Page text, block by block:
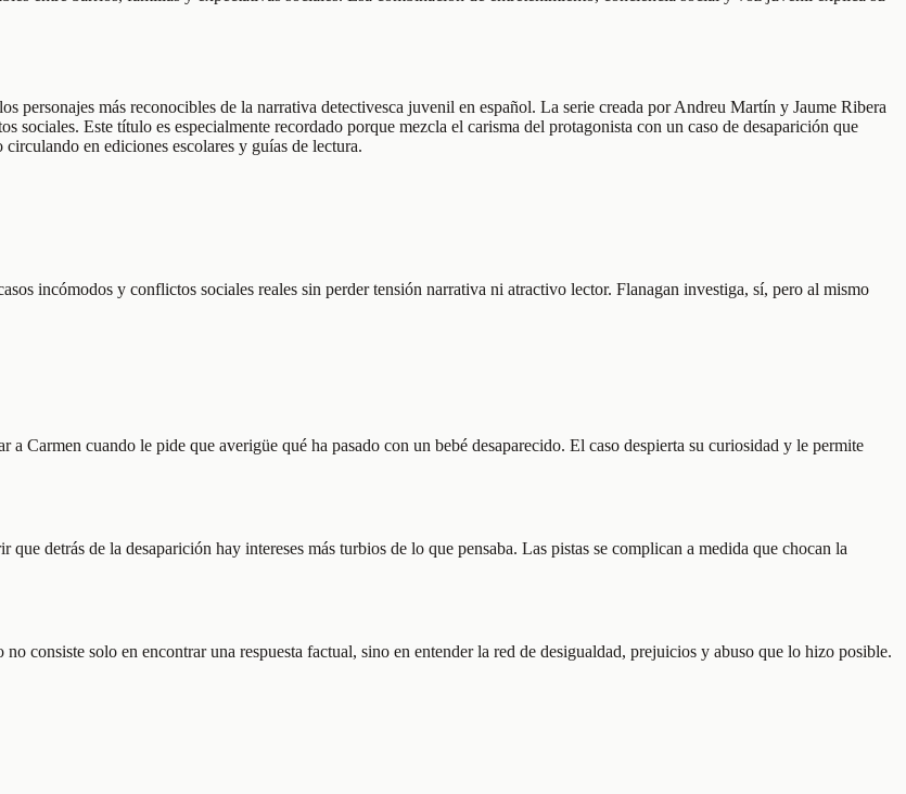
personajes más reconocibles de la narrativa detectivesca juvenil en español. La serie creada por Andreu Martín y Jaume Ribera
sociales. Este título es especialmente recordado porque mezcla el carisma del protagonista con un caso de desaparición que
en ediciones escolares y guías de lectura.
incómodos y conflictos sociales reales sin perder tensión narrativa ni atractivo lector. Flanagan investiga, sí, pero al mismo
a Carmen cuando le pide que averigüe qué ha pasado con un bebé desaparecido. El caso despierta su curiosidad y le permite
detrás de la desaparición hay intereses más turbios de lo que pensaba. Las pistas se complican a medida que chocan la
consiste solo en encontrar una respuesta factual, sino en entender la red de desigualdad, prejuicios y abuso que lo hizo posible.